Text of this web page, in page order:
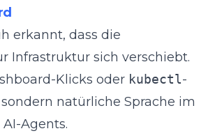
erkannt, dass die
Infrastruktur sich verschiebt.
Klicks oder kubectl-
natürliche Sprache im
Agents.